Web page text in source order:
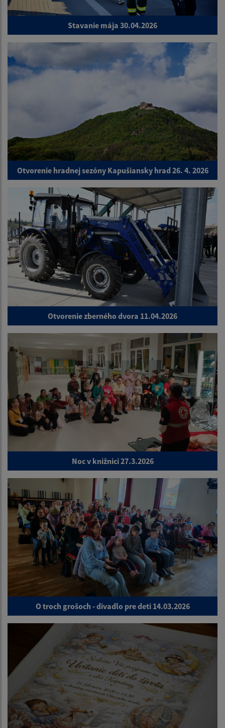
Stavanie mája 30.04.2026
Otvorenie hradnej sezóny Kapušiansky hrad 26. 4. 2026
Otvorenie zberného dvora 11.04.2026
Noc v knižnici 27.3.2026
O troch grošoch - divadlo pre deti 14.03.2026